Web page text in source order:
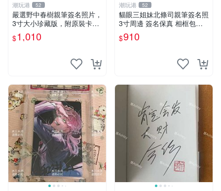
潮玩港 52
嚴選野中春樹親筆簽名照片，
3寸大小珍藏版，附原裝卡
磚。青春探偵迷必收！ 青春
時代、探案主題 現場簽名照
$1,010
潮玩港 52
貓眼三姐妹北條司親筆簽名照
3寸周邊 簽名保真 相框包裝
貓眼三姐妹 北條司 周邊 貓眼
三姐妹 簽名照 包裝相框
$910